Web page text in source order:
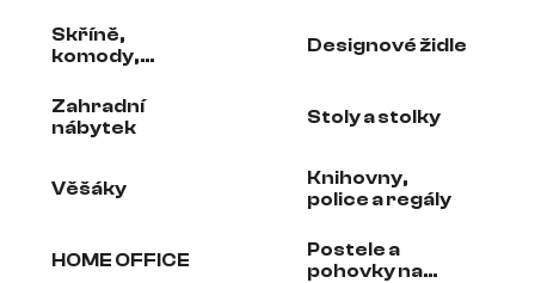
Skříně,
komody,
Designové židle
Zahradní
nábytek
Stoly a stolky
Věšáky
Knihovny,
police a regály
HOME OFFICE
Postele a
pohovky na